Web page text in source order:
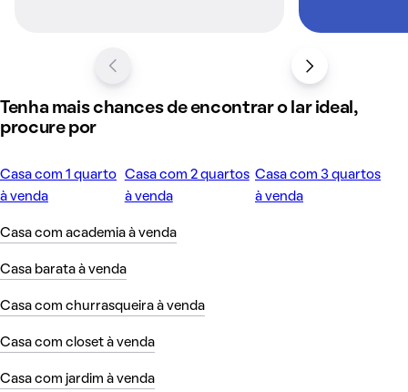
Tenha mais chances de encontrar o lar ideal,
procure por
Casa com 1 quarto
à venda
Casa com 2 quartos
à venda
Casa com 3 quartos
à venda
Casa com academia à venda
Casa barata à venda
Casa com churrasqueira à venda
Casa com closet à venda
Casa com jardim à venda